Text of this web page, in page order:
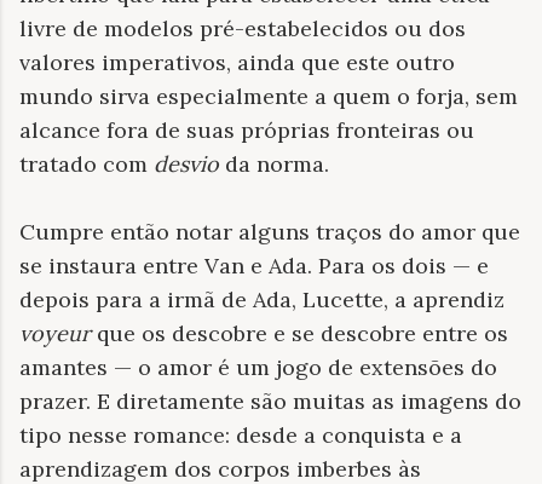
livre de modelos pré-estabelecidos ou dos
valores imperativos, ainda que este outro
mundo sirva especialmente a quem o forja, sem
alcance fora de suas próprias fronteiras ou
tratado com desvio da norma.
Cumpre então notar alguns traços do amor que
se instaura entre Van e Ada. Para os dois — e
depois para a irmã de Ada, Lucette, a aprendiz
voyeurque os descobre e se descobre entre os
amantes — o amor é um jogo de extensões do
prazer. E diretamente são muitas as imagens do
tipo nesse romance: desde a conquista e a
aprendizagem dos corpos imberbes às